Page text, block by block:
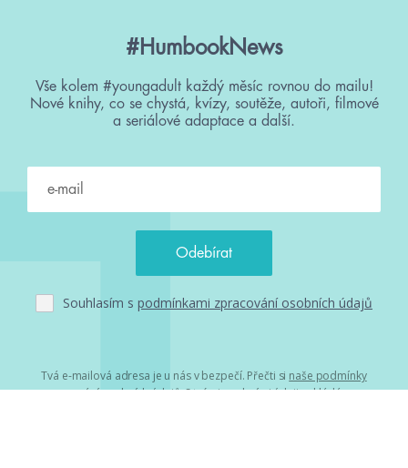
#HumbookNews
Vše kolem #youngadult každý měsíc rovnou do mailu!
Nové knihy, co se chystá, kvízy, soutěže, autoři, filmové
a seriálové adaptace a další.
Souhlasím s podmínkami zpracování osobních údajů
Tvá e-mailová adresa je u nás v bezpečí. Přečti si naše podmínky
zpracování osobních údajů. S tvými osobními údaji nakládáme v